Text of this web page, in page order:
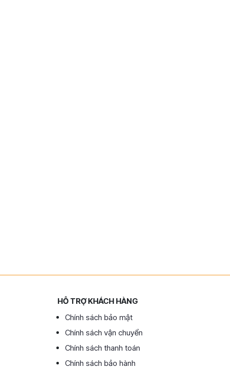
HỖ TRỢ KHÁCH HÀNG
Chính sách bảo mật
Chính sách vận chuyển
Chính sách thanh toán
Chính sách bảo hành